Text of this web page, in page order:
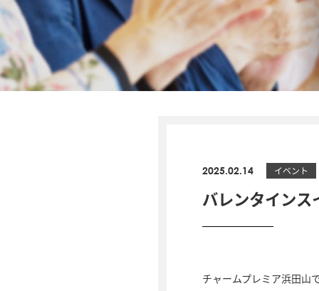
2025.02.14 イベント
バレンタインス
チャームプレミア浜田山